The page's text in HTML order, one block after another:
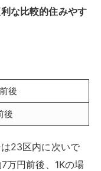
な比較的住みやす
後
後
23区内に次いで
万円前後、1Kの場